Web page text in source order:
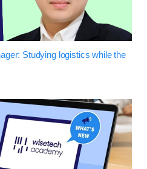
Studying logistics while the